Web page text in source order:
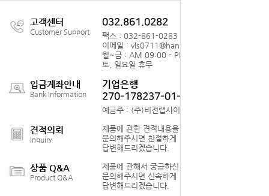
고객센터
Customer Support
032.861.0282
팩스 : 032-861-0283
이메일 : vls0711@hanmail.net
월~금 : AM 09:00 - PM18:00
토, 일요일 휴무
입금계좌안내
Bank Information
기업은행
270-178237-01-012
예금주 : (주)비전랩사이언스
견적의뢰
Inquiry
제품에 관한 견적내용을
문의해주시면 친절하게
답변해드리겠습니다.
상품 Q&A
Product Q&A
제품에 관해서 궁금하신 점을
문의해주시면 신속하게
답변해드리겠습니다.